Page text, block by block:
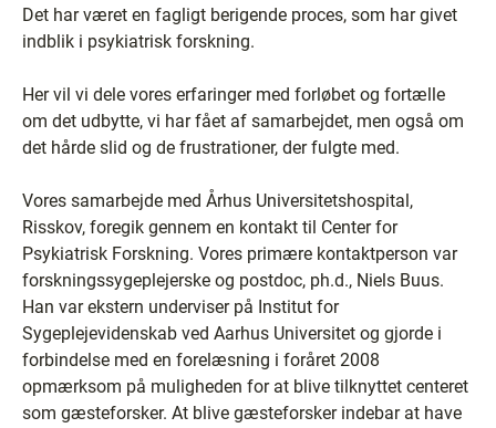
Det har været en fagligt berigende proces, som har givet
indblik i psykiatrisk forskning.
Her vil vi dele vores erfaringer med forløbet og fortælle
om det udbytte, vi har fået af samarbejdet, men også om
det hårde slid og de frustrationer, der fulgte med.
Vores samarbejde med Århus Universitetshospital,
Risskov, foregik gennem en kontakt til Center for
Psykiatrisk Forskning. Vores primære kontaktperson var
forskningssygeplejerske og postdoc, ph.d., Niels Buus.
Han var ekstern underviser på Institut for
Sygeplejevidenskab ved Aarhus Universitet og gjorde i
forbindelse med en forelæsning i foråret 2008
opmærksom på muligheden for at blive tilknyttet centeret
som gæsteforsker. At blive gæsteforsker indebar at have